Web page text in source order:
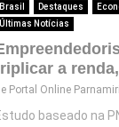
Brasil Destaques
Últimas Notícias
a
Portal Online
baseado na